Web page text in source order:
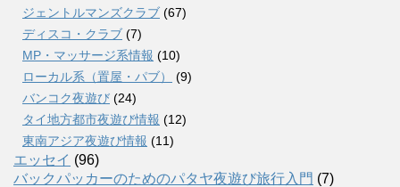
ジェントルマンズクラブ (67)
ディスコ・クラブ (7)
MP・マッサージ系情報 (10)
ローカル系（置屋・パブ）
(9)
バンコク夜遊び (24)
タイ地方都市夜遊び情報 (12)
東南アジア夜遊び情報 (11)
エッセイ (96)
バックパッカーのためのパタヤ夜遊び旅行入門 (7)